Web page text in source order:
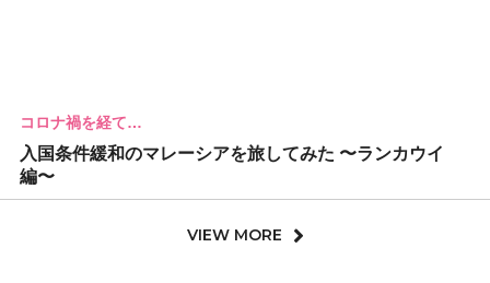
コロナ禍を経て…
入国条件緩和のマレーシアを旅してみた 〜ランカウイ
編〜
VIEW MORE